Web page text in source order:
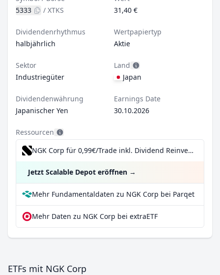
5333
/ XTKS
31,40 €
Dividendenrhythmus
halbjährlich
Wertpapiertyp
Aktie
Sektor
Industriegüter
Land
Japan
Dividendenwährung
Japanischer Yen
Earnings Date
30.10.2026
Ressourcen
NGK Corp für 0,99€/Trade inkl. Dividend Reinvestment Plan
Jetzt Scalable Depot eröffnen →
Mehr Fundamentaldaten zu NGK Corp bei Parqet
Mehr Daten zu NGK Corp bei extraETF
ETFs mit NGK Corp